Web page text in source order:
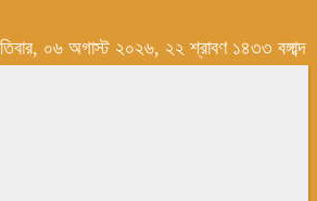
০৬ অগাস্ট ২০২৬, ২২ শ্রাবণ ১৪৩৩ বঙ্গাব্দ